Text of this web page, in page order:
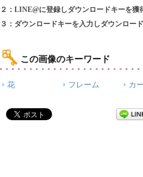
２：LINE@に登録しダウンロードキーを獲
３：ダウンロードキーを入力しダウンロー
この画像のキーワード
花 フレーム カ